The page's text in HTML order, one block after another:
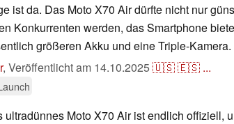
ist da. Das Moto X70 Air dürfte nicht nur
Konkurrenten werden, das Smartphone
größeren Akku und eine Triple-Kamera.
, Veröffentlicht am 14.10.2025🇺🇸🇪🇸 ...
ultradünnes Moto X70 Air ist endlich offiziell,